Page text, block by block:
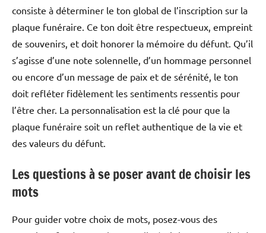
consiste à déterminer le ton global de l’inscription sur la
plaque funéraire. Ce ton doit être respectueux, empreint
de souvenirs, et doit honorer la mémoire du défunt. Qu’il
s’agisse d’une note solennelle, d’un hommage personnel
ou encore d’un message de paix et de sérénité, le ton
doit refléter fidèlement les sentiments ressentis pour
l’être cher. La personnalisation est la clé pour que la
plaque funéraire soit un reflet authentique de la vie et
des valeurs du défunt.
Les questions à se poser avant de choisir les
mots
Pour guider votre choix de mots, posez-vous des